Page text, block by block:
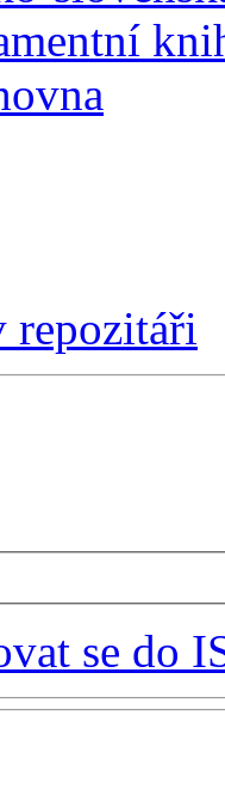
repozitáři
se do